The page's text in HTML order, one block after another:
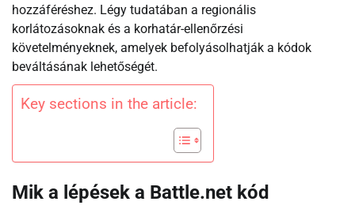
hozzáféréshez. Légy tudatában a regionális
korlátozásoknak és a korhatár-ellenőrzési
követelményeknek, amelyek befolyásolhatják a kódok
beváltásának lehetőségét.
Key sections in the article:
Mik a lépések a Battle.net kód